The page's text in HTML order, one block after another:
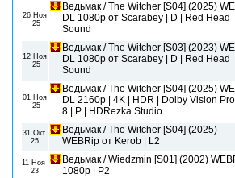
26 Ноя
25
Ведьмак / The Witcher [S04] (2025)
DL 1080p от Scarabey | D | Red Head
Sound
12 Ноя
25
Ведьмак / The Witcher [S03] (2023)
DL 1080p от Scarabey | D | Red Head
Sound
01 Ноя
25
Ведьмак / The Witcher [S04] (2025)
DL 2160p | 4K | HDR | Dolby Vision
8 | P | HDRezka Studio
31 Окт
25
Ведьмак / The Witcher [S04] (2025)
WEBRip от Kerob | L2
11 Ноя
23
Ведьмак / Wiedzmin [S01] (2002)
1080p | P2